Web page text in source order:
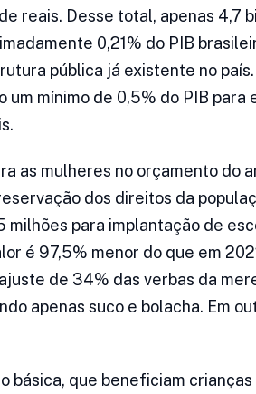
reais. Desse total, apenas 4,7
0,21% do PIB
pública já existente no país.
mínimo de 0,5% do PIB para
as mulheres no orçamento do
dos direitos da
milhões para implantação de
é 97,5% menor do que em
de 34% das verbas da
apenas suco e bolacha. Em
básica, que beneficiam crianças